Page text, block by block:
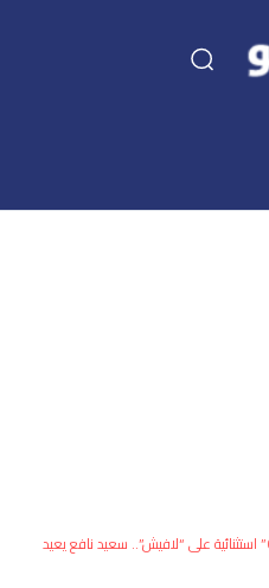
اقتصاد
العالم
في “Chronique” استثنائية على “لافيش”.. سعيد نافع يعيد